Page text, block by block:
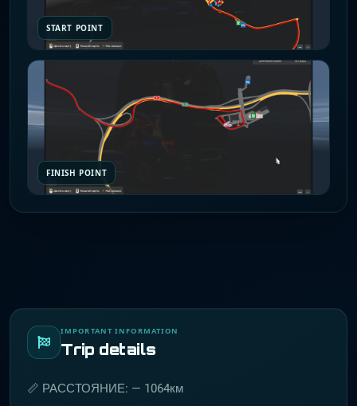
START POINT
FINISH POINT
IMPORTANT INFORMATION
Trip details
📏 РАССТОЯНИЕ: — 1064км